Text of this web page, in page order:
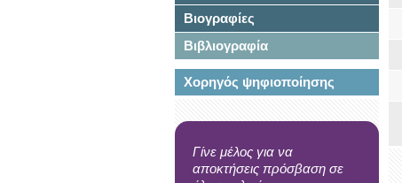
Βιογραφίες
Βιβλιογραφία
Χορηγός ψηφιοποίησης
Γίνε μέλος για να
αποκτήσεις πρόσβαση σε